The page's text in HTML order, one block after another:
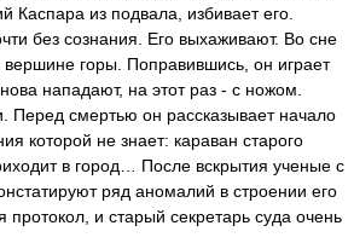
Каспара из подвала, избивает его.
без сознания. Его выхаживают. Во сне
горы. Поправившись, он играет
нападают, на этот раз - с ножом.
Перед смертью он рассказывает начало
которой не знает: караван старого
в город… После вскрытия ученые с
ряд аномалий в строении его
протокол, и старый секретарь суда очень